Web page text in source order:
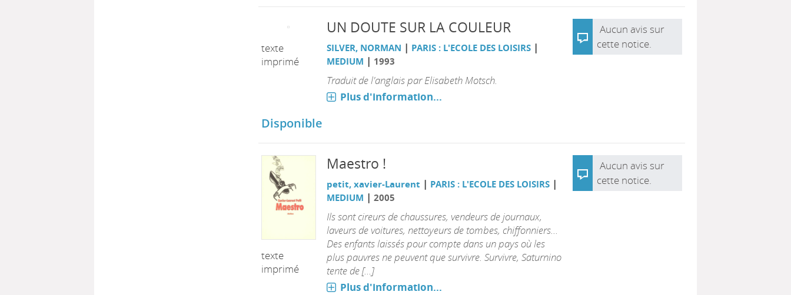
texte
imprimé
UN DOUTE SUR LA COULEUR
SILVER, NORMAN | PARIS : L'ECOLE DES LOISIRS|
MEDIUM | 1993
Traduit de l'anglais par Elisabeth Motsch.
Plus d'information...
Aucun avis sur
cette notice.
Disponible
texte
imprimé
Maestro !
petit, xavier-Laurent | PARIS : L'ECOLE DES LOISIRS|
MEDIUM | 2005
Ils sont cireurs de chaussures, vendeurs de journaux,
laveurs de voitures, nettoyeurs de tombes, chiffonniers...
Des enfants laissés pour compte dans un pays où les
plus pauvres ne peuvent que survivre. Survivre, Saturnino
tente de [...]
Plus d'information...
Aucun avis sur
cette notice.